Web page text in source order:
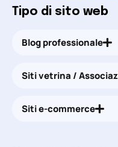
Tipo di sito web
Blog professionale
Siti vetrina /
Siti e-commerce